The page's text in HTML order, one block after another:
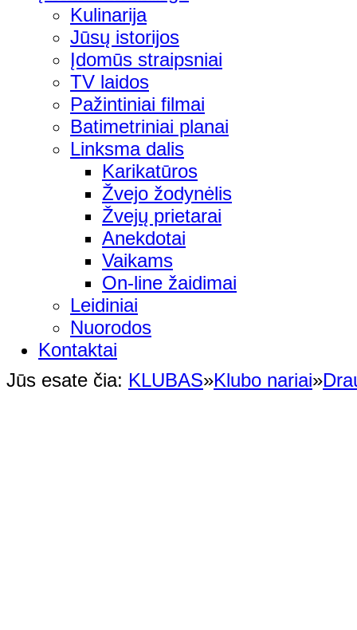
Kulinarija
Jūsų istorijos
Įdomūs straipsniai
TV laidos
Pažintiniai filmai
Batimetriniai planai
Linksma dalis
Karikatūros
Žvejo žodynėlis
Žvejų prietarai
Anekdotai
Vaikams
On-line žaidimai
Leidiniai
Nuorodos
Kontaktai
Jūs esate čia: KLUBAS»Klubo nariai»